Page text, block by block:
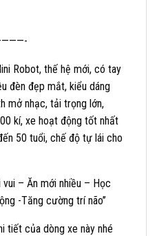
Robot, thế hệ mới, có tay
đèn đẹp mắt, kiểu dáng
mở nhạc, tải trọng lớn,
kí, xe hoạt động tốt nhất
50 tuổi, chế độ tự lái cho
vui – Ăn mới nhiều – Học
-Tăng cường trí não’’
tiết của dòng xe này nhé